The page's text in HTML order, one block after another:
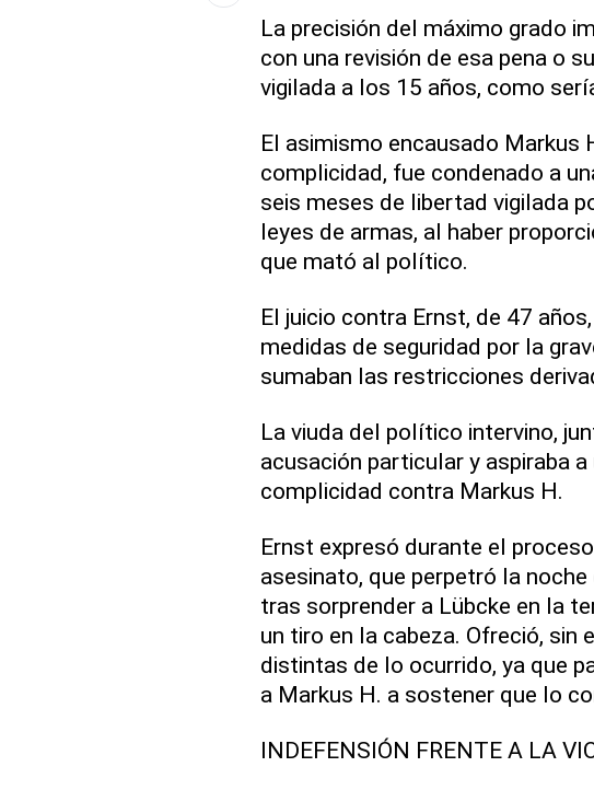
La precisión del máximo grado
con una revisión de esa pena o
vigilada a los 15 años, como
El asimismo encausado Markus
complicidad, fue condenado a
seis meses de libertad vigilada
leyes de armas, al haber
que mató al político.
El juicio contra Ernst, de 47
medidas de seguridad por la
sumaban las restricciones
La viuda del político intervino,
acusación particular y aspiraba
complicidad contra Markus H.
Ernst expresó durante el
asesinato, que perpetró la
tras sorprender a Lübcke en la
un tiro en la cabeza. Ofreció, sin
distintas de lo ocurrido, ya que
a Markus H. a sostener que lo
INDEFENSIÓN FRENTE A LA